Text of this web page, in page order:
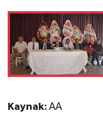
Kaynak: AA